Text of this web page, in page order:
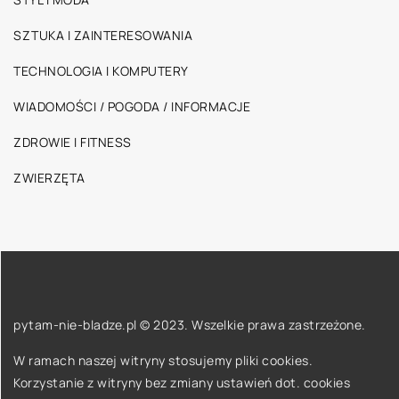
SZTUKA I ZAINTERESOWANIA
TECHNOLOGIA I KOMPUTERY
WIADOMOŚCI / POGODA / INFORMACJE
ZDROWIE I FITNESS
ZWIERZĘTA
pytam-nie-bladze.pl © 2023. Wszelkie prawa zastrzeżone.
W ramach naszej witryny stosujemy pliki cookies.
Korzystanie z witryny bez zmiany ustawień dot. cookies